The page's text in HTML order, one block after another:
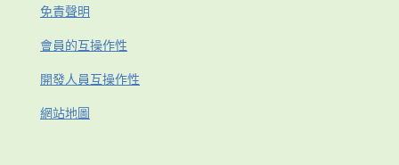
免責聲明
會員的互操作性
開發人員互操作性
網站地圖